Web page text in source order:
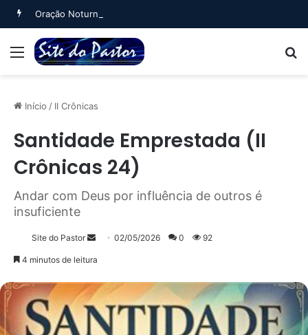
Oração Noturna (Salmo 4)
Menu
Início / II Crônicas
Santidade Emprestada (II
Crônicas 24)
Andar com Deus por influência de outros é
insuficiente
Site do Pastor
Mande
mail
02/05/2026 0 92
4 minutos de leitura